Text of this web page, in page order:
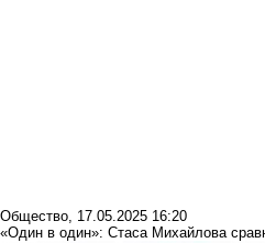
Общество, 17.05.2025 16:20
«Один в один»: Стаса Михайлова